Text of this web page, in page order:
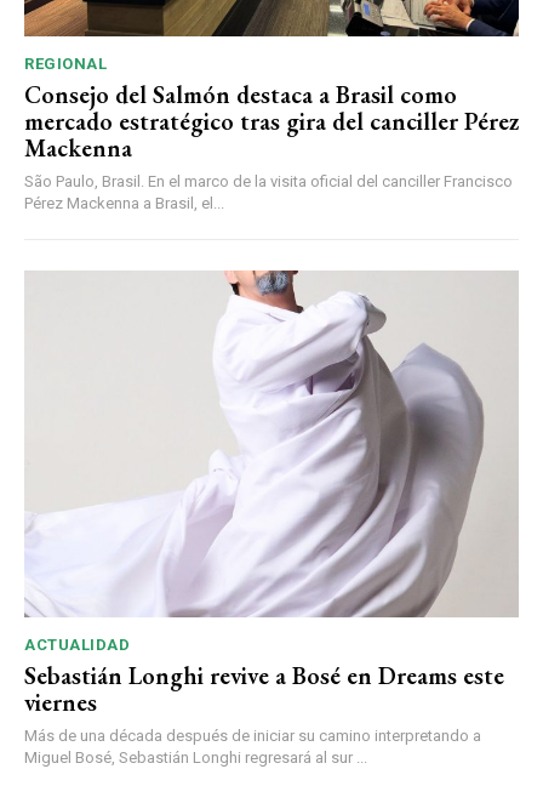
REGIONAL
Consejo del Salmón destaca a Brasil como
mercado estratégico tras gira del canciller Pérez
Mackenna
São Paulo, Brasil. En el marco de la visita oficial del canciller Francisco
Pérez Mackenna a Brasil, el...
ACTUALIDAD
Sebastián Longhi revive a Bosé en Dreams este
viernes
Más de una década después de iniciar su camino interpretando a
Miguel Bosé, Sebastián Longhi regresará al sur ...